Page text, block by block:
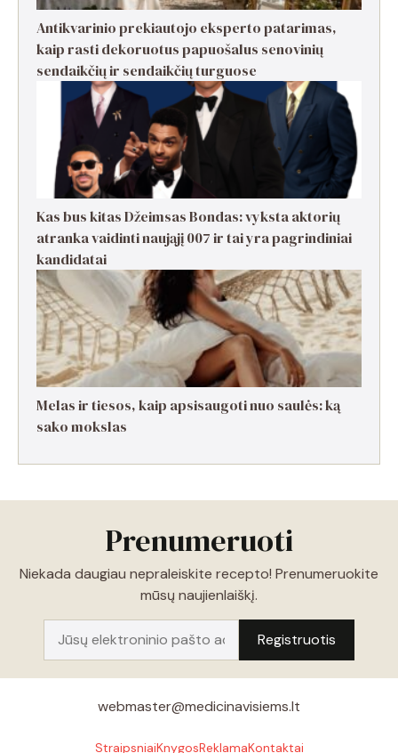
Antikvarinio prekiautojo eksperto patarimas,
kaip rasti dekoruotus papuošalus senovinių
sendaikčių ir sendaikčių turguose
Kas bus kitas Džeimsas Bondas: vyksta aktorių
atranka vaidinti naująjį 007 ir tai yra pagrindiniai
kandidatai
Melas ir tiesos, kaip apsisaugoti nuo saulės: ką
sako mokslas
Prenumeruoti
Niekada daugiau nepraleiskite recepto! Prenumeruokite
mūsų naujienlaiškį.
StraipsniaiKnygosReklamaKontaktai
webmaster@medicinavisiems.lt